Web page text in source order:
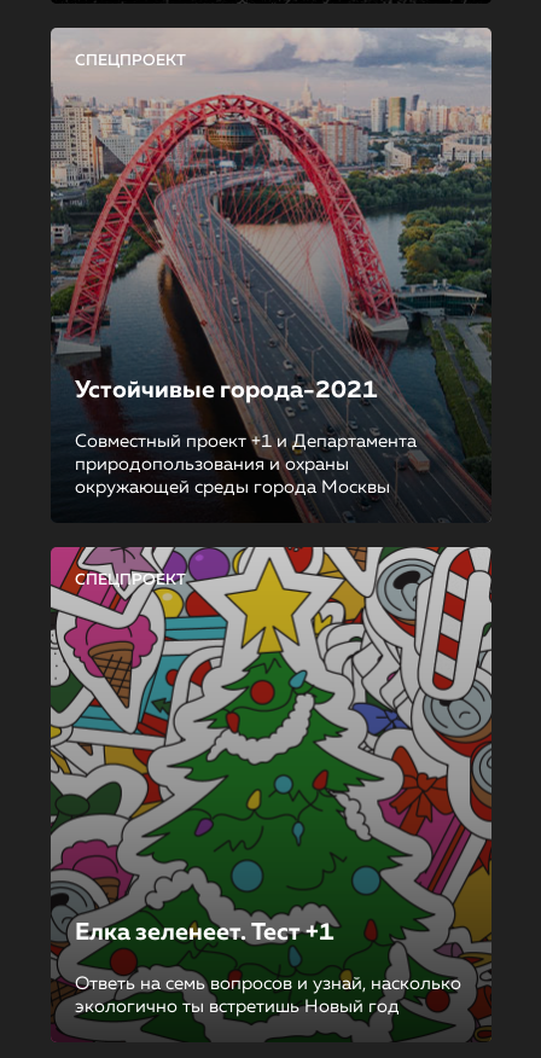
СПЕЦПРОЕКТ
Устойчивые города-2021
Совместный проект +1 и Департамента
природопользования и охраны
окружающей среды города Москвы
СПЕЦПРОЕКТ
Елка зеленеет. Тест +1
Ответь на семь вопросов и узнай, насколько
экологично ты встретишь Новый год